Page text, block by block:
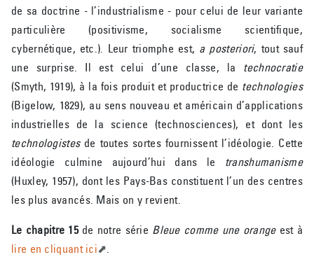
de sa doctrine - l’industrialisme - pour celui de leur variante
particulière (positivisme, socialisme scientifique,
cybernétique, etc.). Leur triomphe est, a posteriori, tout sauf
une surprise. Il est celui d’une classe, la technocratie
(Smyth, 1919), à la fois produit et productrice de technologies
(Bigelow, 1829), au sens nouveau et américain d’applications
industrielles de la science (technosciences), et dont les
technologistesde toutes sortes fournissent l’idéologie. Cette
idéologie culmine aujourd’hui dans le transhumanisme
(Huxley, 1957), dont les Pays-Bas constituent l’un des centres
les plus avancés. Mais on y revient.
Le chapitre 15de notre série Bleue comme une orangeest à
lire en cliquant ici
.